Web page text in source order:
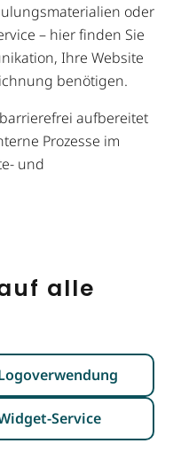
oder
– hier finden Sie
Ihre Website
benötigen.
aufbereitet
Prozesse im
und
alle
Service